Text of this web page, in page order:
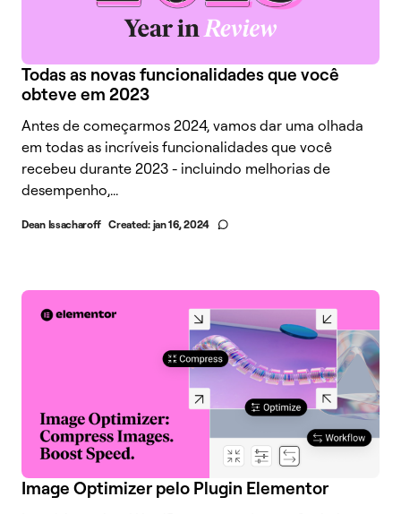
Todas as novas funcionalidades que você
obteve em 2023
Antes de começarmos 2024, vamos dar uma olhada
em todas as incríveis funcionalidades que você
recebeu durante 2023 - incluindo melhorias de
desempenho,...
Dean Issacharoff Created: jan 16, 2024
Image Optimizer pelo Plugin Elementor